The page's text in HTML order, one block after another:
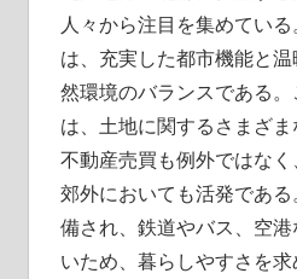
す。
人々から注目を集めている。
は、充実した都市機能と
然環境のバランスである
は、土地に関するさまざま
不動産売買も例外ではなく
郊外においても活発であ
備され、鉄道やバス、空
いため、暮らしやすさを